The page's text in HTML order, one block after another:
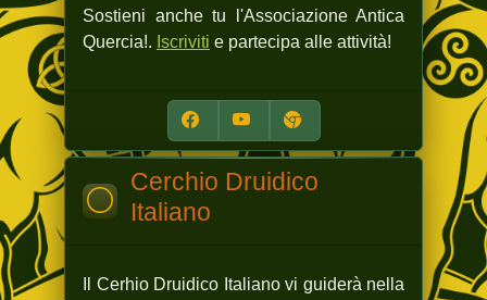
Sostieni anche tu l'Associazione Antica
Quercia!. Iscriviti e partecipa alle attività!
Cerchio Druidico
Italiano
Il Cerhio Druidico Italiano vi guiderà nella